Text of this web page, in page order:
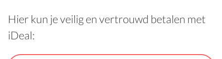
Hier kun je veilig en vertrouwd betalen met
iDeal: